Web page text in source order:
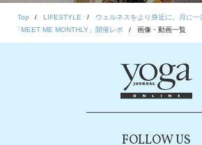
Top LIFESTYLE
ウェルネスをより身近に。月に
「MEET ME MONTHLY」開催レポ
画像・動画一覧
FOLLOW US